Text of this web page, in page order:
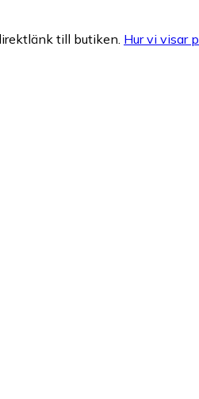
till butiken. Hur vi visar